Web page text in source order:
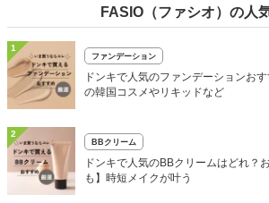
FASIO（ファシオ）の人
1
ファンデーション
ドンキで人気のファンデーションお
の韓国コスメやリキッドなど
2
BBクリーム
ドンキで人気のBBクリームはどれ？
も】時短メイクが叶う